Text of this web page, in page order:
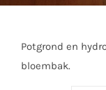
Potgrond en
bloembak.